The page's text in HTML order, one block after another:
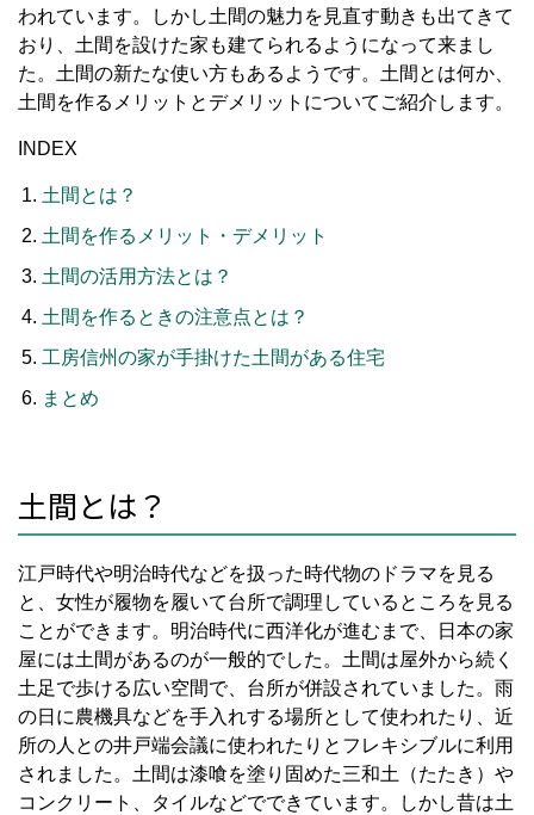
われています。しかし土間の魅力を見直す動きも出てきて
おり、土間を設けた家も建てられるようになって来まし
た。土間の新たな使い方もあるようです。土間とは何か、
土間を作るメリットとデメリットについてご紹介します。
INDEX
土間とは？
土間を作るメリット・デメリット
土間の活用方法とは？
土間を作るときの注意点とは？
工房信州の家が手掛けた土間がある住宅
まとめ
土間とは？
江戸時代や明治時代などを扱った時代物のドラマを見る
と、女性が履物を履いて台所で調理しているところを見る
ことができます。明治時代に西洋化が進むまで、日本の家
屋には土間があるのが一般的でした。土間は屋外から続く
土足で歩ける広い空間で、台所が併設されていました。雨
の日に農機具などを手入れする場所として使われたり、近
所の人との井戸端会議に使われたりとフレキシブルに利用
されました。土間は漆喰を塗り固めた三和土（たたき）や
コンクリート、タイルなどでできています。しかし昔は土